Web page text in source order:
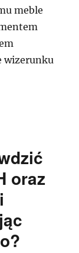
meble
wizerunku
oraz